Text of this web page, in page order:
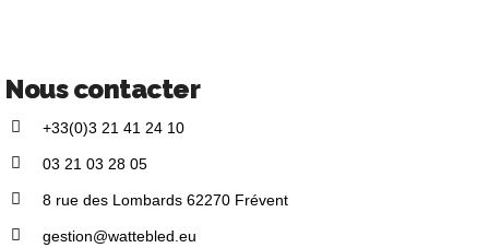
Nous contacter
+33(0)3 21 41 24 10
03 21 03 28 05
8 rue des Lombards 62270 Frévent
gestion@wattebled.eu